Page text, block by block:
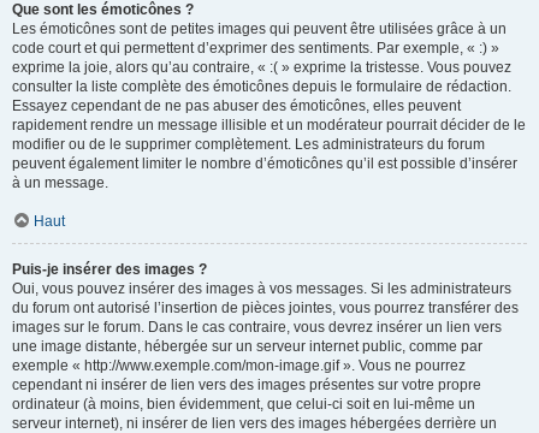
Que sont les émoticônes ?
Les émoticônes sont de petites images qui peuvent être utilisées grâce à un
code court et qui permettent d’exprimer des sentiments. Par exemple, « :) »
exprime la joie, alors qu’au contraire, « :( » exprime la tristesse. Vous pouvez
consulter la liste complète des émoticônes depuis le formulaire de rédaction.
Essayez cependant de ne pas abuser des émoticônes, elles peuvent
rapidement rendre un message illisible et un modérateur pourrait décider de le
modifier ou de le supprimer complètement. Les administrateurs du forum
peuvent également limiter le nombre d’émoticônes qu’il est possible d’insérer
à un message.
Haut
Puis-je insérer des images ?
Oui, vous pouvez insérer des images à vos messages. Si les administrateurs
du forum ont autorisé l’insertion de pièces jointes, vous pourrez transférer des
images sur le forum. Dans le cas contraire, vous devrez insérer un lien vers
une image distante, hébergée sur un serveur internet public, comme par
exemple « http://www.exemple.com/mon-image.gif ». Vous ne pourrez
cependant ni insérer de lien vers des images présentes sur votre propre
ordinateur (à moins, bien évidemment, que celui-ci soit en lui-même un
serveur internet), ni insérer de lien vers des images hébergées derrière un